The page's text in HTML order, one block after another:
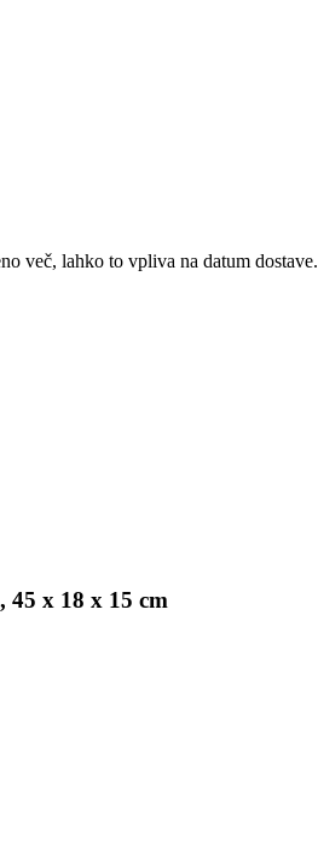
več, lahko to vpliva na datum dostave.
45 x 18 x 15 cm